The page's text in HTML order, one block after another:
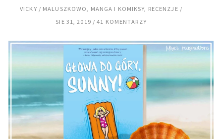
VICKY MALUSZKOWO MANGA I KOMIKSY RECENZJE
SIE 31, 2019
41 KOMENTARZY